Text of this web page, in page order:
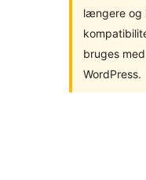
længere og
bruges
WordPress.